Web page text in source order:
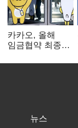
카카오, 올해
임금협약 최종
인상·격려금
뉴스